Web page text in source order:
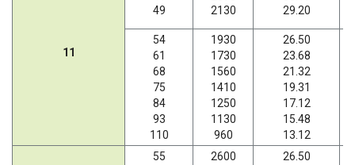
11
49
2130
29.20
54
61
68
75
84
93
110
1930
1730
1560
1410
1250
1130
960
26.50
23.68
21.32
19.31
17.12
15.48
13.12
55
2600
26.50